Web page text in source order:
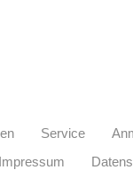
Service
Impressum